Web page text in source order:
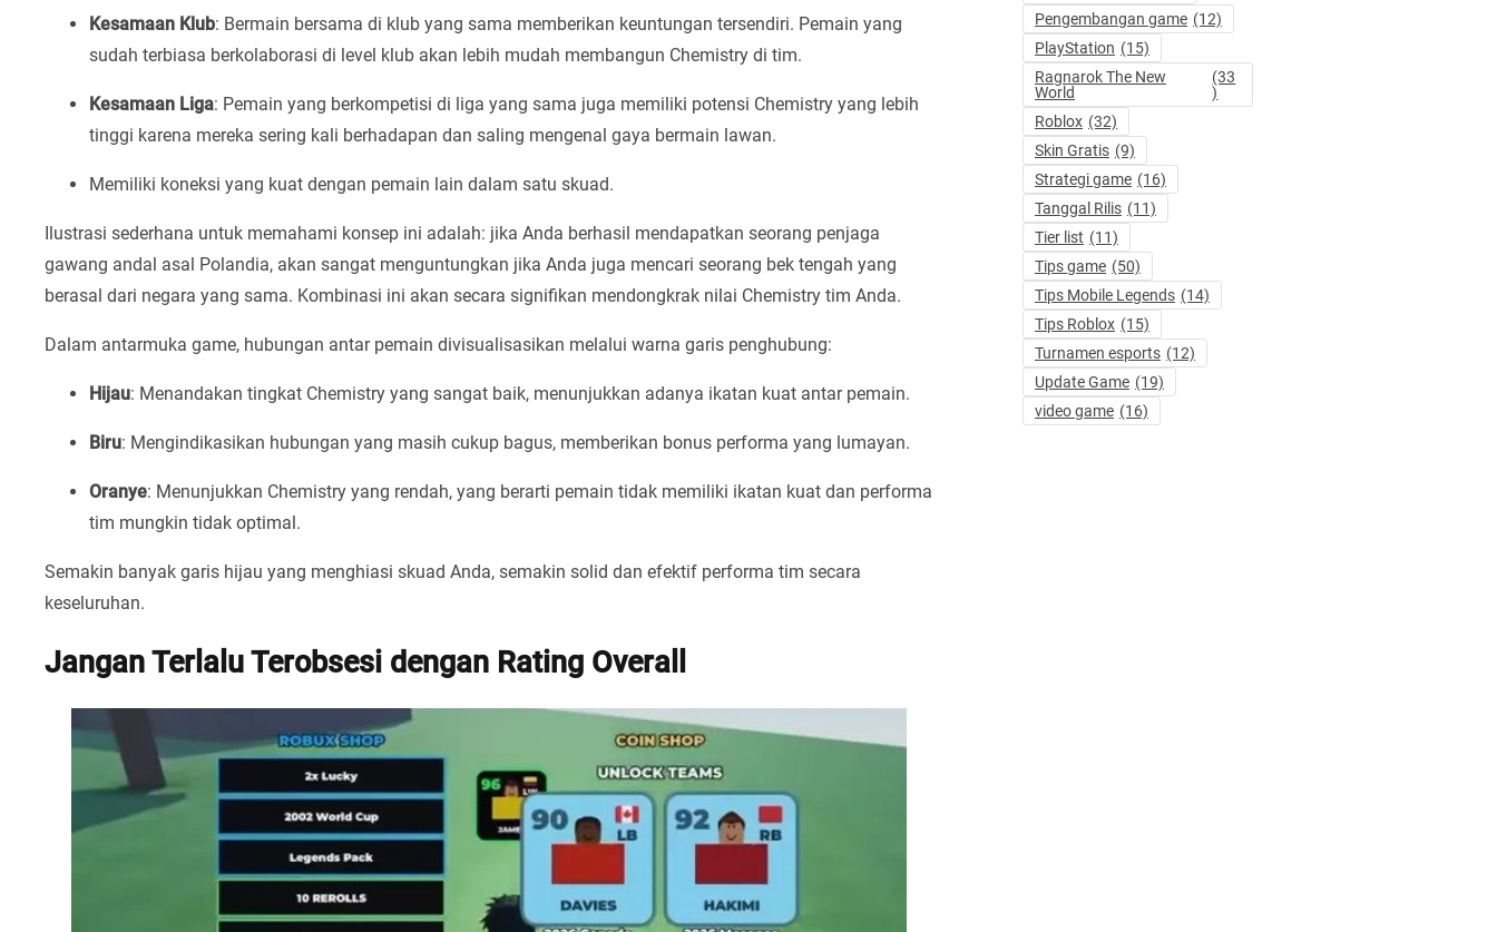
Kesamaan Klub: Bermain bersama di klub yang sama memberikan keuntungan tersendiri. Pemain yang
sudah terbiasa berkolaborasi di level klub akan lebih mudah membangun Chemistry di tim.
Kesamaan Liga: Pemain yang berkompetisi di liga yang sama juga memiliki potensi Chemistry yang lebih
tinggi karena mereka sering kali berhadapan dan saling mengenal gaya bermain lawan.
Memiliki koneksi yang kuat dengan pemain lain dalam satu skuad.
Ilustrasi sederhana untuk memahami konsep ini adalah: jika Anda berhasil mendapatkan seorang penjaga
gawang andal asal Polandia, akan sangat menguntungkan jika Anda juga mencari seorang bek tengah yang
berasal dari negara yang sama. Kombinasi ini akan secara signifikan mendongkrak nilai Chemistry tim Anda.
Dalam antarmuka game, hubungan antar pemain divisualisasikan melalui warna garis penghubung:
Hijau: Menandakan tingkat Chemistry yang sangat baik, menunjukkan adanya ikatan kuat antar pemain.
Biru: Mengindikasikan hubungan yang masih cukup bagus, memberikan bonus performa yang lumayan.
Oranye: Menunjukkan Chemistry yang rendah, yang berarti pemain tidak memiliki ikatan kuat dan performa
tim mungkin tidak optimal.
Semakin banyak garis hijau yang menghiasi skuad Anda, semakin solid dan efektif performa tim secara
keseluruhan.
Jangan Terlalu Terobsesi dengan Rating Overall
Pengembangan game (12)
PlayStation (15)
Ragnarok The New
World
(33
)
Roblox (32)
Skin Gratis (9)
Strategi game (16)
Tanggal Rilis (11)
Tier list (11)
Tips game (50)
Tips Mobile Legends (14)
Tips Roblox (15)
Turnamen esports (12)
Update Game (19)
video game (16)